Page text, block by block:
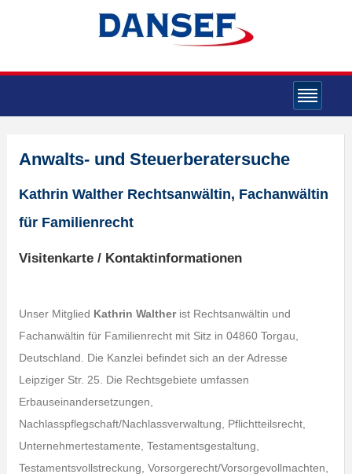
Anwalts- und Steuerberatersuche
Kathrin Walther Rechtsanwältin, Fachanwältin
für Familienrecht
Visitenkarte / Kontaktinformationen
Unser Mitglied Kathrin Waltherist Rechtsanwältin und
Fachanwältin für Familienrecht mit Sitz in 04860 Torgau,
Deutschland. Die Kanzlei befindet sich an der Adresse
Leipziger Str. 25. Die Rechtsgebiete umfassen
Erbauseinandersetzungen,
Nachlasspflegschaft/Nachlassverwaltung, Pflichtteilsrecht,
Unternehmertestamente, Testamentsgestaltung,
Testamentsvollstreckung, Vorsorgerecht/Vorsorgevollmachten,